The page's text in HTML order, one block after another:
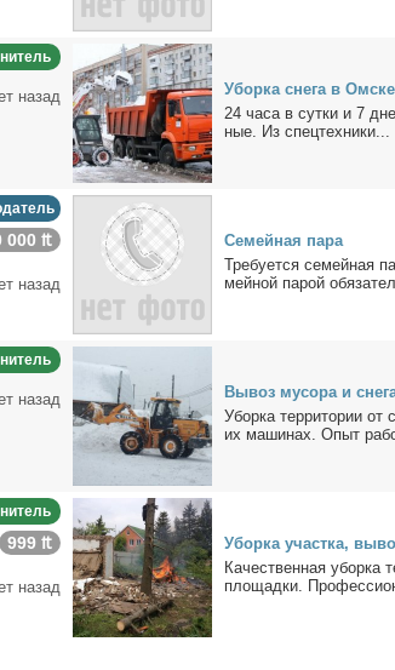
назад
Убор­ка сне­га в Ом­ске
24 ча­са в сут­ки и 7
ные. Из спец­тех­ни­ки...
000 ₶
назад
Се­мей­ная па­ра
Тре­бу­ет­ся се­мей­ная
мей­ной па­рой
назад
Вы­воз му­со­ра и
Убор­ка тер­ри­то­рии
их ма­ши­нах. Опыт
999 ₶
назад
Убор­ка участ­ка,
Ка­че­ствен­ная убор­ка
пло­щад­ки.